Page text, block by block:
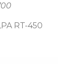
RT-450